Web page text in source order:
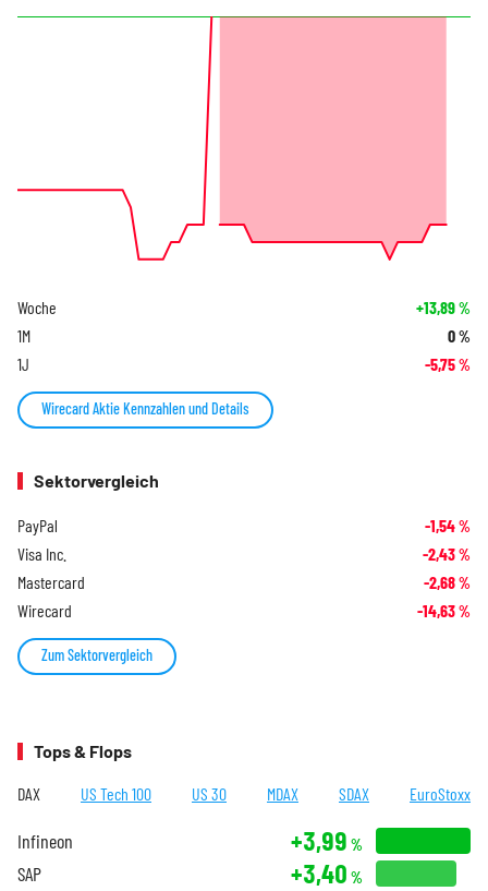
Woche +13,89%
1M 0%
1J -5,75%
Wirecard Aktie Kennzahlen und Details
Sektorvergleich
PayPal -1,54%
Visa Inc. -2,43%
Mastercard -2,68%
Wirecard -14,63%
Zum Sektorvergleich
Tops & Flops
DAX US Tech 100 US 30 MDAX SDAX EuroStoxx
Infineon +3,99 %
SAP +3,40 %